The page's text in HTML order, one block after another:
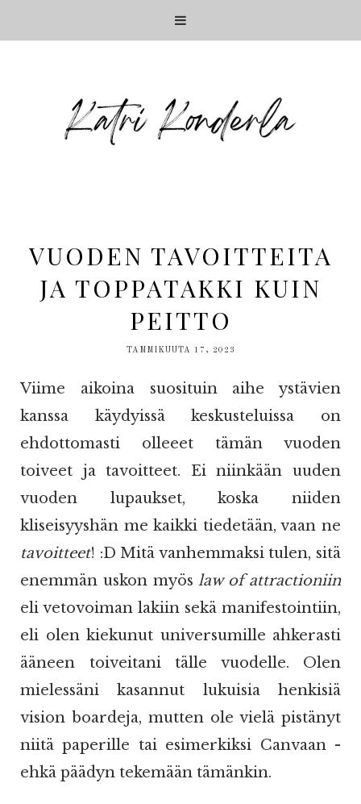
VUODEN TAVOITTEITA
JA TOPPATAKKI KUIN
PEITTO
TAMMIKUUTA 17, 2023
Viime aikoina suosituin aihe ystävien
kanssa käydyissä keskusteluissa on
ehdottomasti olleeet tämän vuoden
toiveet ja tavoitteet. Ei niinkään uuden
vuoden lupaukset, koska niiden
kliseisyyshän me kaikki tiedetään, vaan ne
tavoitteet! :D Mitä vanhemmaksi tulen, sitä
enemmän uskon myöslaw of attractioniin
eli vetovoiman lakiin sekä manifestointiin,
eli olen kiekunut universumille ahkerasti
ääneen toiveitani tälle vuodelle. Olen
mielessäni kasannut lukuisia henkisiä
vision boardeja, mutten ole vielä pistänyt
niitä paperille tai esimerkiksi Canvaan -
ehkä päädyn tekemään tämänkin.